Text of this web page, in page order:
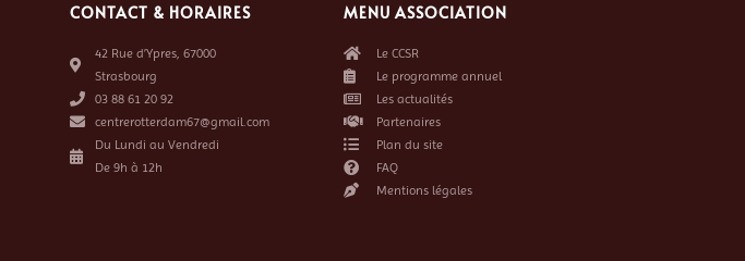
CONTACT & HORAIRES
42 Rue d’Ypres, 67000
Strasbourg
03 88 61 20 92
centrerotterdam67@gmail.com
Du Lundi au Vendredi
De 9h à 12h
MENU ASSOCIATION
Le CCSR
Le programme annuel
Les actualités
Partenaires
Plan du site
FAQ
Mentions légales